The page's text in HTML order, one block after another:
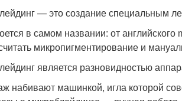
— это создание специальным
в самом названии: от
микропигментирование и
является разновидностью
набивают машинкой, игла которой